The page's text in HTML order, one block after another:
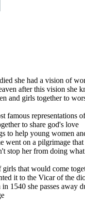
she had a vision of
after this vision she
and girls together to
famous representations of
to share god's love
to help young women
went on a pilgrimage that
stop her from doing
that would come
it to the Vicar of the
1540 she passes away